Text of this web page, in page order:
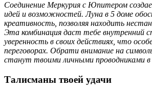
Соединение Меркурия с Юпитером
идей и возможностей. Луна в 5 доме
креативность, позволяя находить
Эта комбинация даст тебе внутренний
уверенность в своих действиях, что
переговорах. Обрати внимание на
станут твоими личными проводниками в
Талисманы твоей удачи